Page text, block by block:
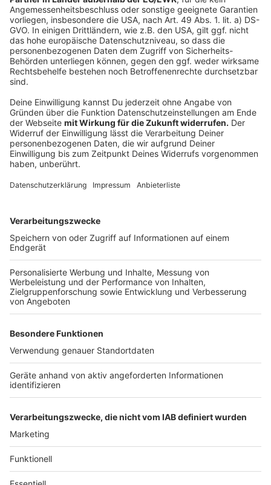
Mülheim und Solingen im 30-Minuten-Takt, zwischen
Solingen und Wuppertal-Oberbarmen im 15-Minuten-
Takt. Nachts wird sie bis Köln Messe/Deutz
verlängert.
SEV RB48X: Diese Linie fährt zwischen der S-Bahn-
Haltestelle Rheindorf und Solingen Mitte.
Zwischendurch hält sie in Leichlingen Wallgraben und
Leichlingen Bahnhof. Diese Linie fährt im 20-Minuten-
Takt.
Linien laut Bahn mit einer geringeren Taktung.
Anzeige
Weitere Meldungen aus Leverkusen
Anzeige
Leverkusener Autobahnen bleiben wohl auch 2026
Stau-Hotspot
Sicherheit im Leverkusener Karneval
Blitzer auf Zoobrücke gehen in Betrieb
Anzeige